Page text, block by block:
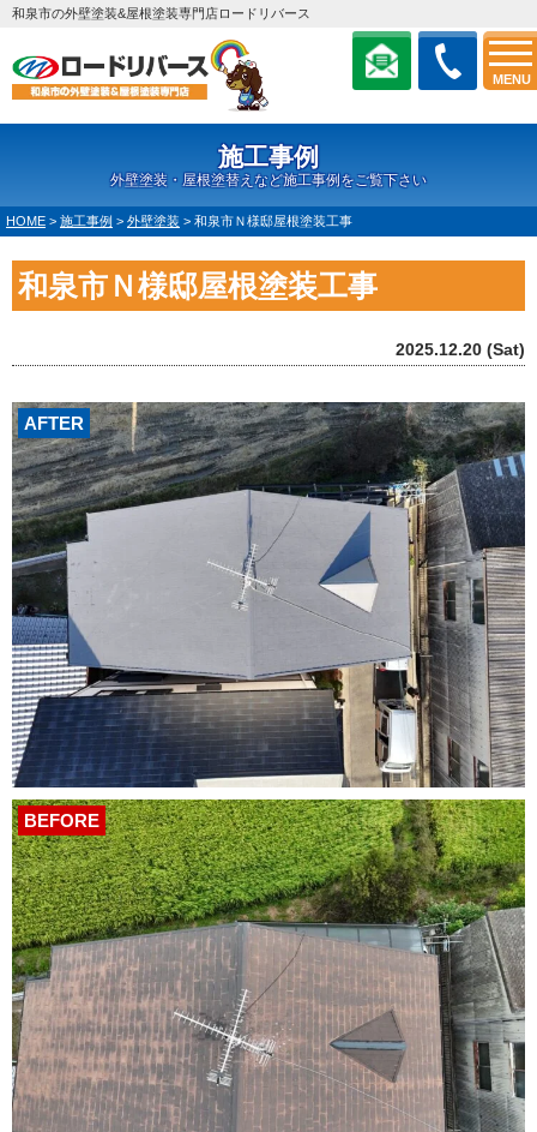
MENU
和泉市の外壁塗装&屋根塗装専門店ロードリバース
施工事例
外壁塗装・屋根塗替えなど施工事例をご覧下さい
HOME > 施工事例 > 外壁塗装 > 和泉市Ｎ様邸屋根塗装工事
和泉市Ｎ様邸屋根塗装工事
2025.12.20 (Sat)
AFTER
BEFORE